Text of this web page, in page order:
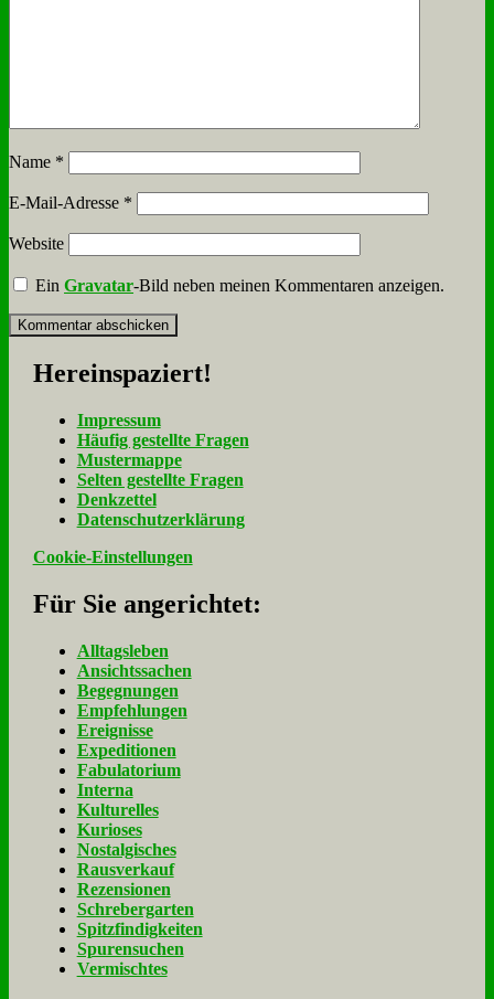
Name *
E-Mail-Adresse *
Website
EinGravatar-Bild neben meinen Kommentaren anzeigen.
Her­ein­spa­ziert!
Im­pres­sum
Häu­fig ge­stell­te Fra­gen
Mu­ster­map­pe
Sel­ten ge­stell­te Fra­gen
Denk­zet­tel
Da­ten­schutz­er­klä­rung
Cookie-Einstellungen
Für Sie an­ge­rich­tet:
Alltagsleben
Ansichtssachen
Begegnungen
Empfehlungen
Ereignisse
Expeditionen
Fabulatorium
Interna
Kulturelles
Kurioses
Nostalgisches
Rausverkauf
Rezensionen
Schrebergarten
Spitzfindigkeiten
Spurensuchen
Vermischtes